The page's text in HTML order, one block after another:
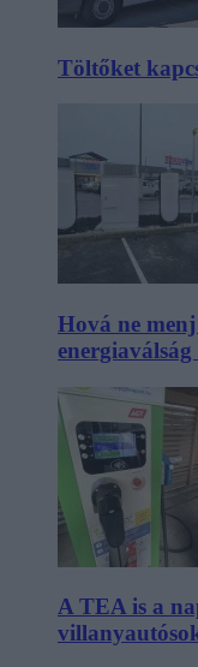
Töltőket
Hová ne menj
energiaválság
A TEA is a